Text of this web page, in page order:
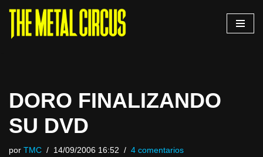
Saltar
DORO FINALIZANDO
SU DVD
por TMC 14/09/2006 16:52 4 comentarios